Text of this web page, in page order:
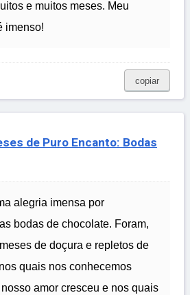
e muitos meses. Meu
imenso!
copiar
de Puro Encanto: Bodas
alegria imensa por
bodas de chocolate. Foram,
de doçura e repletos de
quais nos conhecemos
amor cresceu e nos quais